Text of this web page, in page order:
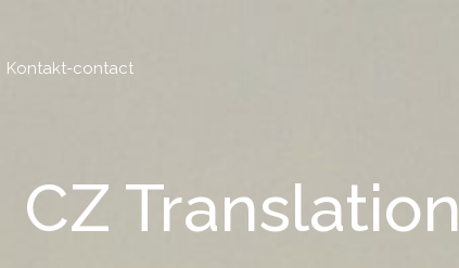
Kontakt-contact
CZ Translation